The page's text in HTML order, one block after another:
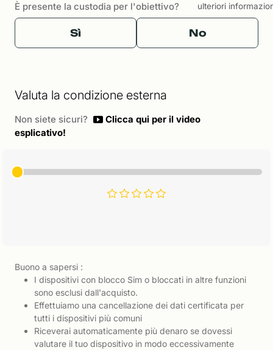
È presente la custodia per l'obiettivo? ulteriori
Sì No
Valuta la condizione esterna
Non siete sicuri?
Clicca qui per il video
esplicativo!
Buono a sapersi :
I dispositivi con blocco Sim o bloccati in altre funzioni
sono esclusi dall'acquisto.
Effettuiamo una cancellazione dei dati certificata per
tutti i dispositivi più comuni
Riceverai automaticamente più denaro se dovessi
valutare il tuo dispositivo in modo eccessivamente